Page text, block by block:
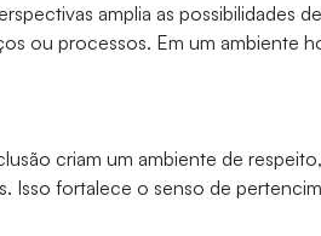
amplia as possibilidades
ou processos. Em um ambiente
criam um ambiente de
Isso fortalece o senso de